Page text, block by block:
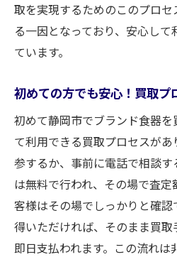
取を実現するためのこのプロ
る一因となっており、安心し
ています。
初めての方でも安心！買取プ
初めて静岡市でブランド食器
て利用できる買取プロセスが
参するか、事前に電話で相談
は無料で行われ、その場で査
客様はその場でしっかりと確
得いただければ、そのまま買
即日支払われます。この流れは